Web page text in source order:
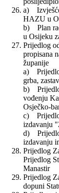
a)
HAZU u
b) Plan
u Osijeku
Prijedlog
propisana
županije
a)
grba,
b)
vođenju
Osječko-
c)
izdavanju
d)
izdavanju
Prijedlog
Prijedlog
Manastir
Prijedlog
dopuni